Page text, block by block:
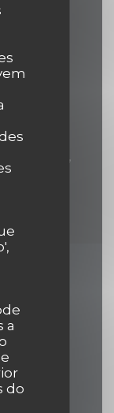
a
do
/ Mister
Maestro,
Cartão